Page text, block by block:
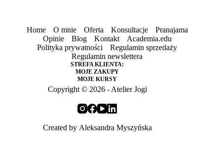
Home O mnie Oferta Konsultacje
Pranajama
Opinie
Blog Kontakt
Academia.edu
Polityka prywatności
Regulamin sprzedaży
Regulamin newslettera
STREFA KLIENTA:
MOJE ZAKUPY
MOJE KURSY
Copyright © 2026 - Atelier Jogi
Created by Aleksandra Myszyńska